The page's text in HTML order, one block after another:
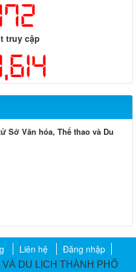
truy cập
Sở Văn hóa, Thể thao và Du
Liên hệ Đăng nhập
DU LỊCH THÀNH PHỐ